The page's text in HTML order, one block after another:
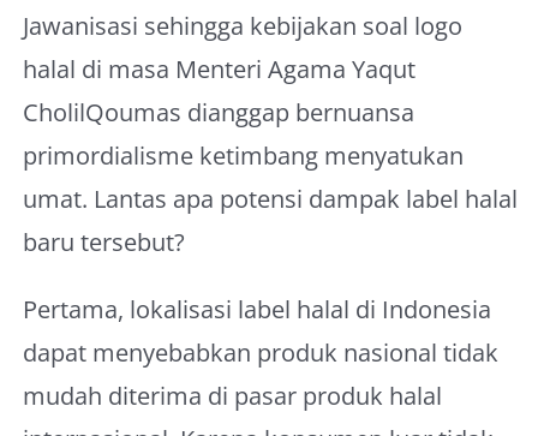
Jawanisasi sehingga kebijakan soal logo
halal di masa Menteri Agama Yaqut
CholilQoumas dianggap bernuansa
primordialisme ketimbang menyatukan
umat. Lantas apa potensi dampak label halal
baru tersebut?
Pertama, lokalisasi label halal di Indonesia
dapat menyebabkan produk nasional tidak
mudah diterima di pasar produk halal